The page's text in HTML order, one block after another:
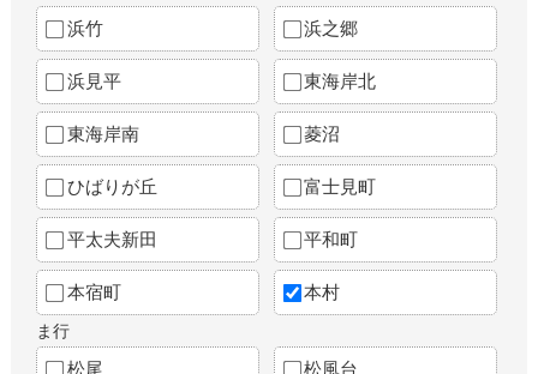
浜竹 浜之郷
浜見平 東海岸北
東海岸南 菱沼
ひばりが丘 富士見町
平太夫新田 平和町
本宿町 本村
ま行
松尾 松風台